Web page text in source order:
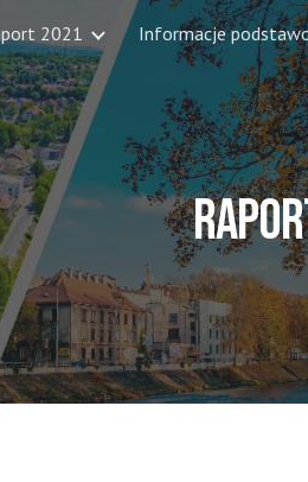
Skip to main content
2021 Informacje